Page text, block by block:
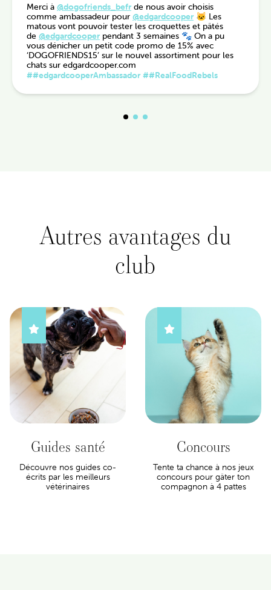
Merci à @dogofriends_befr de nous avoir choisis
comme ambassadeur pour @edgardcooper 🐱 Les
matous vont pouvoir tester les croquettes et pâtés
de @edgardcooper pendant 3 semaines 🐾 On a pu
vous dénicher un petit code promo de 15% avec
‘DOGOFRIENDS15’ sur le nouvel assortiment pour les
chats sur edgardcooper.com
##edgardcooperAmbassador ##RealFoodRebels
Autres avantages du
club
Guides santé
Découvre nos guides co-
écrits par les meilleurs
vétérinaires
Concours
Tente ta chance à nos jeux
concours pour gâter ton
compagnon à 4 pattes